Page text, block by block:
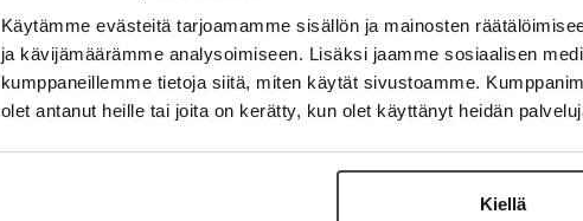
Käytämme evästeitä tarjoamamme sisällön ja mainosten
ja kävijämäärämme analysoimiseen. Lisäksi jaamme sosiaalisen
kumppaneillemme tietoja siitä, miten käytät sivustoamme.
olet antanut heille tai joita on kerätty, kun olet käyttänyt heidän
Kiellä
e
t
A
u
k
a
e
l
e
e
a
t
A
k